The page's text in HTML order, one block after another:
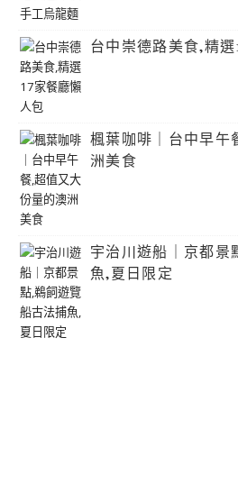
台中崇德路美食,精
楓葉咖啡｜台中早午
洲美食
宇治川遊船｜京都景
魚,夏日限定